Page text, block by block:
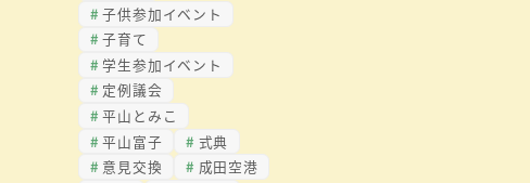
子供参加イベント
子育て
学生参加イベント
定例議会
平山とみこ
平山富子
式典
意見交換
成田空港